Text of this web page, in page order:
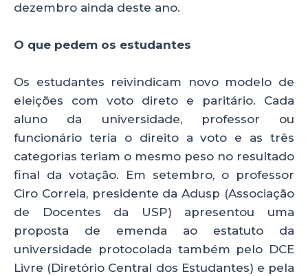
dezembro ainda deste ano.
O que pedem os estudantes
Os estudantes reivindicam novo modelo de
eleições com voto direto e paritário. Cada
aluno da universidade, professor ou
funcionário teria o direito a voto e as três
categorias teriam o mesmo peso no resultado
final da votação. Em setembro, o professor
Ciro Correia, presidente da Adusp (Associação
de Docentes da USP) apresentou uma
proposta de emenda ao estatuto da
universidade protocolada também pelo DCE
Livre (Diretório Central dos Estudantes) e pela